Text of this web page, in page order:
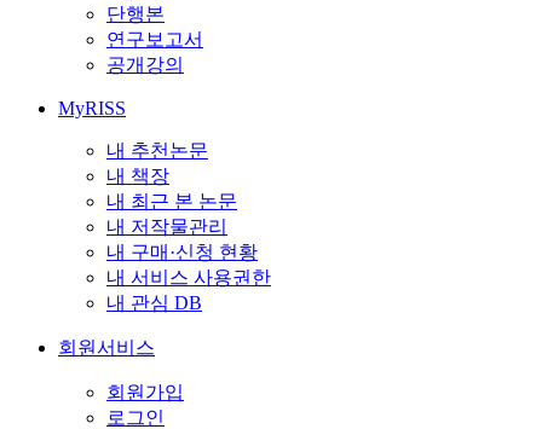
단행본
연구보고서
공개강의
MyRISS
내 추천논문
내 책장
내 최근 본 논문
내 저작물관리
내 구매·신청 현황
내 서비스 사용권한
내 관심 DB
회원서비스
회원가입
로그인